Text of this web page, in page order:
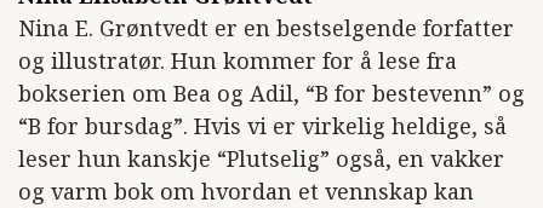
Nina E. Grøntvedt er en bestselgende forfatter
og illustratør. Hun kommer for å lese fra
bokserien om Bea og Adil, “B for bestevenn” og
“B for bursdag”. Hvis vi er virkelig heldige, så
leser hun kanskje “Plutselig” også, en vakker
og varm bok om hvordan et vennskap kan